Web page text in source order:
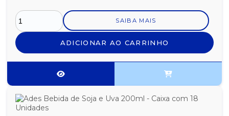
SAIBA MAIS
ADICIONAR AO CARRINHO